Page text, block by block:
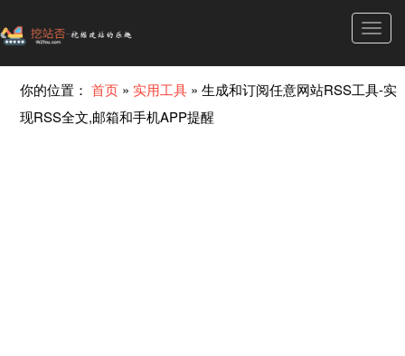
你的位置：首页 » 实用工具 »生成和订阅任意网站RSS工具-实
现RSS全文,邮箱和手机APP提醒